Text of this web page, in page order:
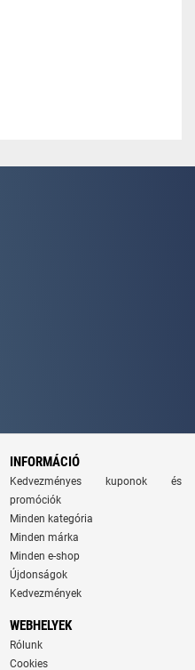
INFORMÁCIÓ
Kedvezményes kuponok és
promóciók
Minden kategória
Minden márka
Minden e-shop
Újdonságok
Kedvezmények
WEBHELYEK
Rólunk
Cookies